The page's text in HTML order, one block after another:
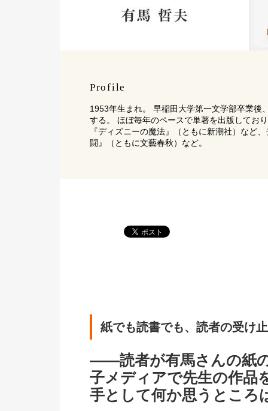
Profile
1953年生まれ。 早稲田大学第一文学部卒業後
する。 ほぼ毎年のペースで単著を出版してお
『ディズニーの魔法』（ともに新潮社）など
闘』（ともに文藝春秋）など。
紙でも読書でも、読者の受け
――読者が有馬さんの紙
子メディアで先生の作品
手として何か思うところ